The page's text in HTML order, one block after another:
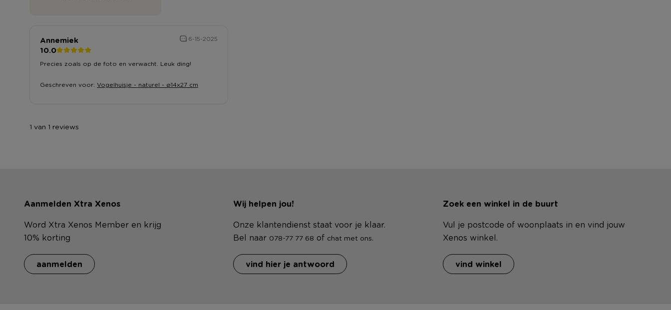
Annemiek 6-15-2025
10.0
Precies zoals op de foto en verwacht. Leuk ding!
Geschreven voor: Vogelhuisje - naturel - ø14x27 cm
1 van 1 reviews
Aanmelden Xtra Xenos
Word Xtra Xenos Member en krijg
10% korting
aanmelden
Wij helpen jou!
Onze klantendienst staat voor je klaar.
Bel naar 078-77 77 68 of chat met ons.
vind hier je antwoord
Zoek een winkel in de buurt
Vul je postcode of woonplaats in en vind jouw
Xenos winkel.
vind winkel